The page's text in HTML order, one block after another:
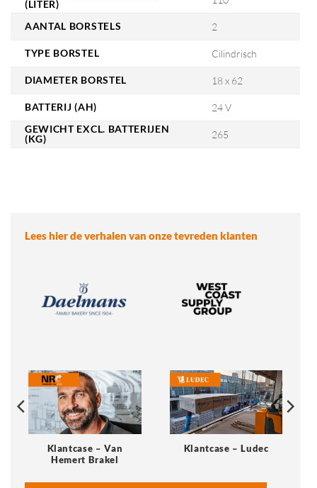
(LITER)
AANTAL BORSTELS 2
TYPE BORSTEL Cilindrisch
DIAMETER BORSTEL 18 x 62
BATTERIJ (AH)
24 V
GEWICHT EXCL. BATTERIJEN
(KG)
265
Lees hier de verhalen van onze tevreden klanten
Klantcase – Van
Hemert Brakel
Klantcase – Ludec